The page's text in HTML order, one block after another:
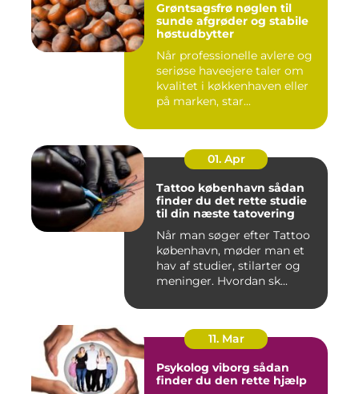
Grøntsagsfrø nøglen til
sunde afgrøder og stabile
høstudbytter
Når professionelle avlere og
seriøse haveejere taler om
kvalitet i køkkenhaven eller
på marken, star...
01. Apr
Tattoo københavn sådan
finder du det rette studie
til din næste tatovering
Når man søger efter Tattoo
københavn, møder man et
hav af studier, stilarter og
meninger. Hvordan sk...
11. Mar
Psykolog viborg sådan
finder du den rette hjælp